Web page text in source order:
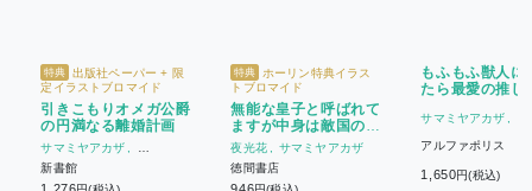
特典 出版社ペーパー + 限
定イラストブロマイド
引きこもりオメガ公爵
の円満なる離婚計画
サマミヤアカザ
仁茂田もに
新書館
特典
ホーリン特典イラス
トブロマイド
無能な皇子と呼ばれて
ますが中身は敵国の宰
相です(7)
夜光花
サマミヤアカザ
徳間書店
もふもふ獣人に
たら最愛の推し
サマミヤアカザ
アルファポリス
1,650円(税込)